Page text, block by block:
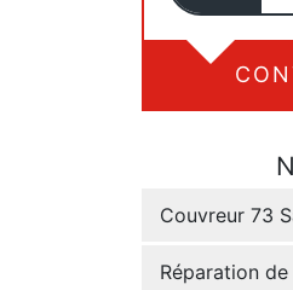
Couvreur 73
Réparation